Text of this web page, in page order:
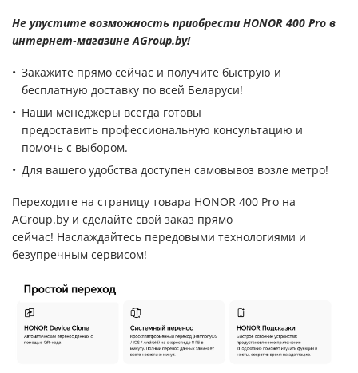
Не упустите возможность приобрести HONOR 400 Pro в
интернет-магазине AGroup.by!
Закажите прямо сейчас и получите быструю и
бесплатную доставку по всей Беларуси!
Наши менеджеры всегда готовы
предоставить профессиональную консультацию и
помочь с выбором.
Для вашего удобства доступен самовывоз возле метро!
Переходите на страницу товара HONOR 400 Pro на
AGroup.by и сделайте свой заказ прямо
сейчас! Наслаждайтесь передовыми технологиями и
безупречным сервисом!